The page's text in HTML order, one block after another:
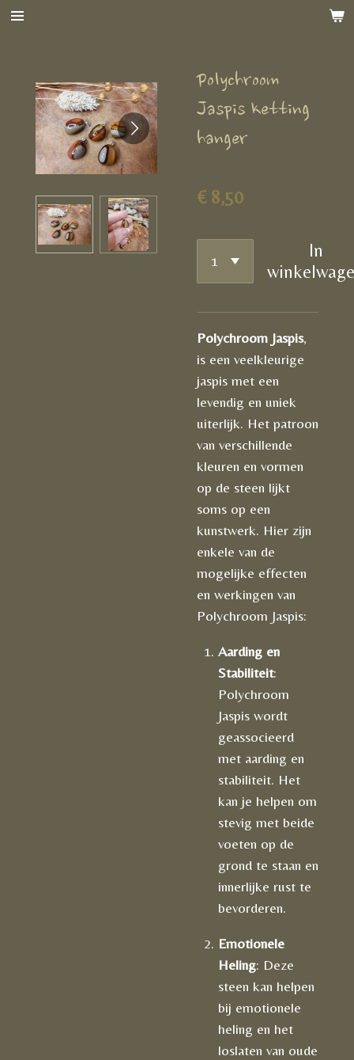
Ga
hoofdinhoud
Polychroom
Jaspis ketting
hanger
€ 8,50
In
Polychroom Jaspis,
is een veelkleurige
jaspis met een
levendig en uniek
uiterlijk. Het patroon
van verschillende
kleuren en vormen
op de steen lijkt
soms op een
kunstwerk. Hier zijn
enkele van de
mogelijke effecten
en werkingen van
Polychroom Jaspis:
Aarding en
Stabiliteit:
Polychroom
Jaspis wordt
geassocieerd
met aarding en
stabiliteit. Het
kan je helpen om
stevig met beide
voeten op de
grond te staan en
innerlijke rust te
bevorderen.
Emotionele
Heling: Deze
steen kan helpen
bij emotionele
heling en het
loslaten van oude